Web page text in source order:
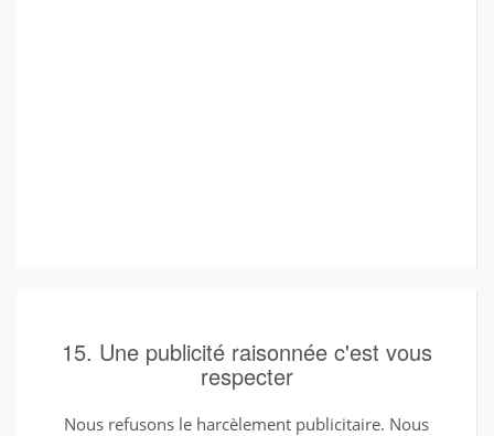
15. Une publicité raisonnée c'est vous
respecter
Nous refusons le harcèlement publicitaire. Nous